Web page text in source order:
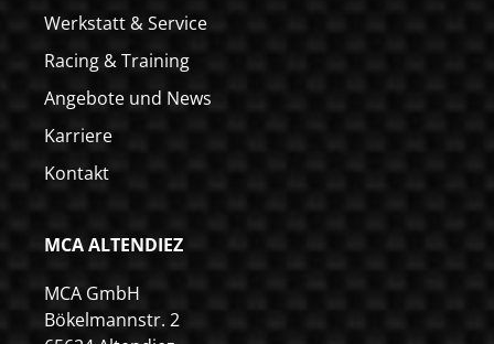
Werkstatt & Service
Racing & Training
Angebote und News
Karriere
Kontakt
MCA ALTENDIEZ
MCA GmbH
Bökelmannstr. 2